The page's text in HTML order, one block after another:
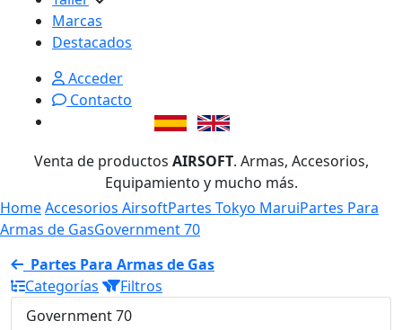
Marcas
Destacados
Acceder
Contacto
Venta de productos AIRSOFT. Armas, Accesorios,
Equipamiento y mucho más.
HomeAccesorios AirsoftPartes Tokyo MaruiPartes Para
Armas de GasGovernment 70
Partes Para Armas de Gas
Categorías
Filtros
Government 70